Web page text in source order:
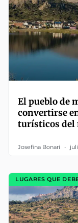
El pueblo de
convertirse
turísticos del
Josefina Bonari
LUGARES QUE